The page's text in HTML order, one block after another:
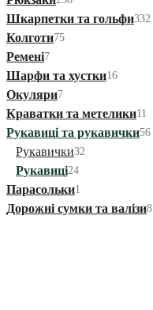
Шкарпетки та гольфи332
Колготи75
Ремені7
Шарфи та хустки16
Окуляри7
Краватки та метелики11
Рукавиці та рукавички56
Рукавички32
Рукавиці24
Парасольки1
Дорожні сумки та валізи8